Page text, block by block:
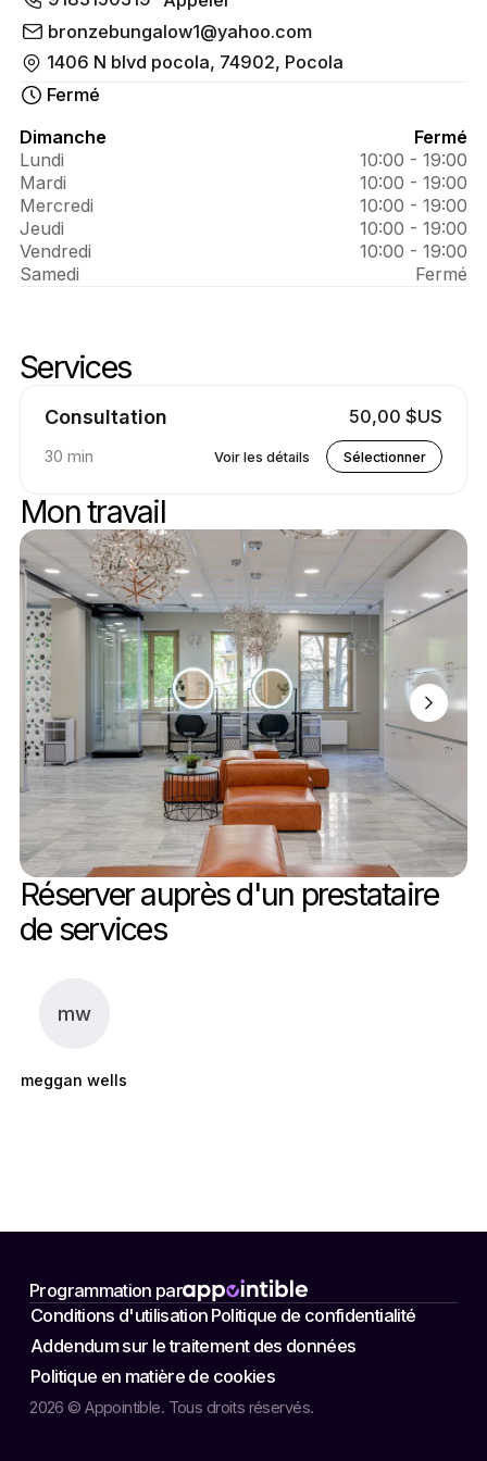
propos
de
tanning
salon
bronzebungalow1@yahoo.com
1406 N blvd pocola, 74902, Pocola
Fermé
Dimanche
Fermé
Lundi
10:00 - 19:00
Mardi
10:00 - 19:00
Mercredi
10:00 - 19:00
Jeudi
10:00 - 19:00
Vendredi
10:00 - 19:00
Samedi
Fermé
Services
Consultation 50,00 $US
30 min Voir les détails Sélectionner
Mon travail
Réserver auprès d'un prestataire
de services
mw
meggan wells
Programmation par
2026 © Appointible. Tous droits réservés.
Conditions d'utilisation Politique de confidentialité
Addendum sur le traitement des données
Politique en matière de cookies